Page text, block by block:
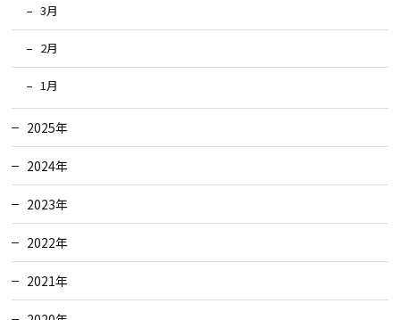
3月
2月
1月
2025年
2024年
2023年
2022年
2021年